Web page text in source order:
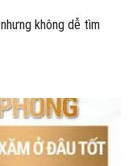
không dễ tìm